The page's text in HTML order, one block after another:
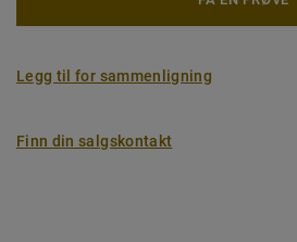
Legg til for sammenligning
Finn din salgskontakt